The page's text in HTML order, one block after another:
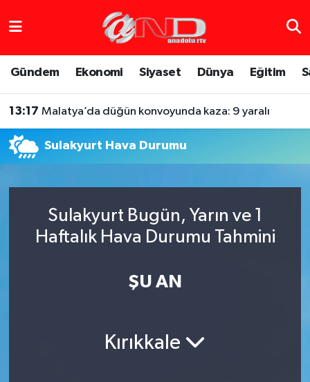
Gündem Ekonomi Siyaset Dünya Eğitim
13:17 Malatya’da düğün konvoyunda kaza: 9 yaralı
Sulakyurt Hava Durumu
Sulakyurt Bugün, Yarın ve 1
Haftalık Hava Durumu Tahmini
ŞU AN
Kırıkkale
Gündem
Haber Arşivi